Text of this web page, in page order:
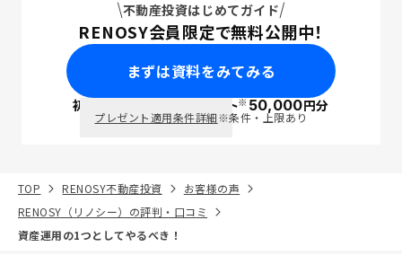
不動産投資はじめてガイド
RENOSY会員限定で無料公開中！
まずは資料をみてみる
初回面談で ポイント※50,000円分
プレゼント適用条件詳細※条件・上限あり
TOP RENOSY不動産投資
お客様の声
RENOSY（リノシー）の評判・口コミ
資産運用の1つとしてやるべき！